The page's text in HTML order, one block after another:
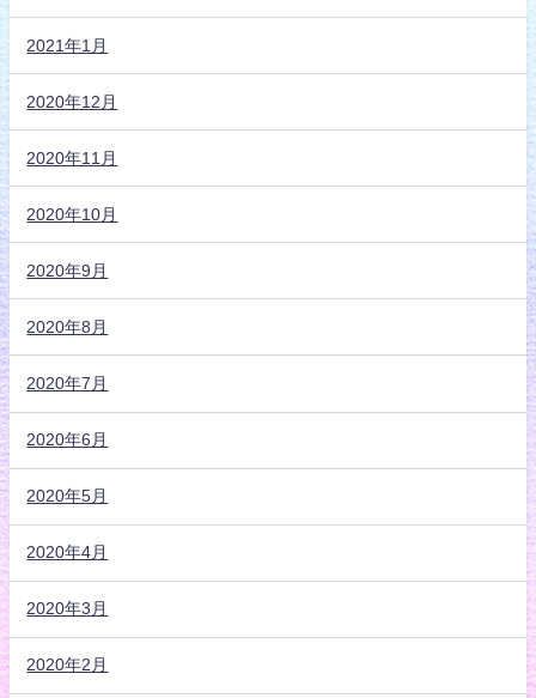
2021年1月
2020年12月
2020年11月
2020年10月
2020年9月
2020年8月
2020年7月
2020年6月
2020年5月
2020年4月
2020年3月
2020年2月